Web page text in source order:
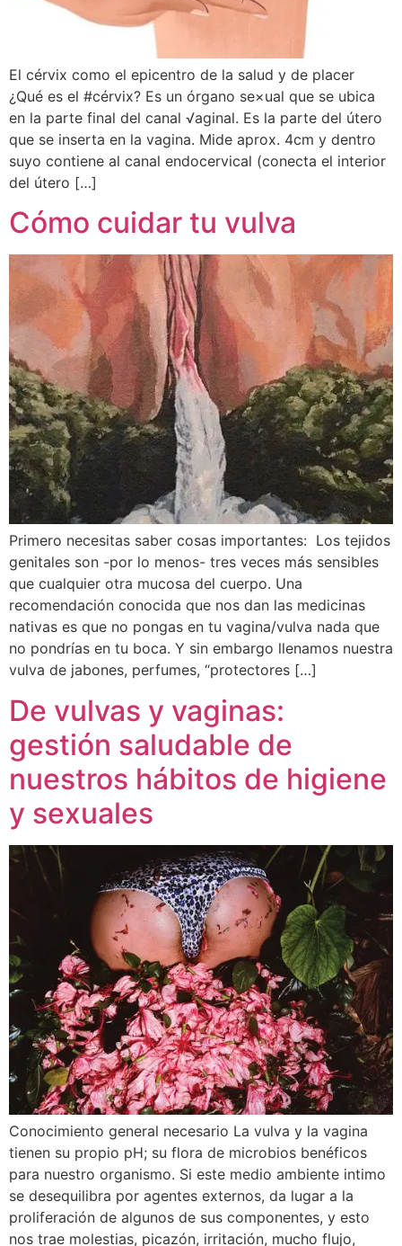
El cérvix como el epicentro de la salud y de placer
¿Qué es el #cérvix? Es un órgano se×ual que se ubica
en la parte final del canal √aginal. Es la parte del útero
que se inserta en la vagina. Mide aprox. 4cm y dentro
suyo contiene al canal endocervical (conecta el interior
del útero […]
Cómo cuidar tu vulva
Primero necesitas saber cosas importantes: Los tejidos
genitales son -por lo menos- tres veces más sensibles
que cualquier otra mucosa del cuerpo. Una
recomendación conocida que nos dan las medicinas
nativas es que no pongas en tu vagina/vulva nada que
no pondrías en tu boca. Y sin embargo llenamos nuestra
vulva de jabones, perfumes, “protectores […]
De vulvas y vaginas:
gestión saludable de
nuestros hábitos de higiene
y sexuales
Conocimiento general necesario La vulva y la vagina
tienen su propio pH; su flora de microbios benéficos
para nuestro organismo. Si este medio ambiente intimo
se desequilibra por agentes externos, da lugar a la
proliferación de algunos de sus componentes, y esto
nos trae molestias, picazón, irritación, mucho flujo,